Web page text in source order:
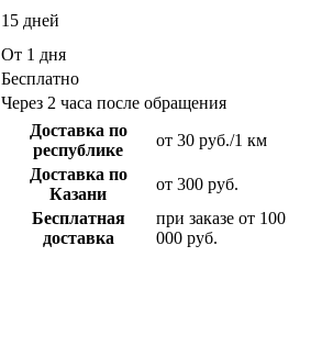
15 дней
От 1 дня
Бесплатно
Через 2 часа после обращения
Доставка по
республике
от 30 руб./1 км
Доставка по
Казани
от 300 руб.
Бесплатная
доставка
при заказе от 100
000 руб.